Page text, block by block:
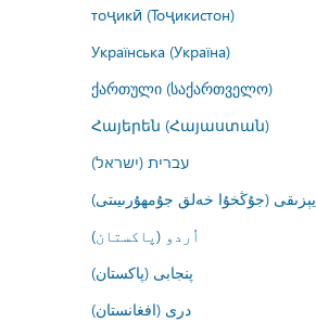
тоҷикӣ (Тоҷикистон)
Українська (Україна)
ქართული (საქართველო)
Հայերեն (Հայաստան)
עברית (ישראל)
يېزىقى (جۇڭخۇا خەلق جۇمھۇرىيىتى)
اُردو (پاکستان)
پنجابی (پاکستان)
درى (افغانستان)